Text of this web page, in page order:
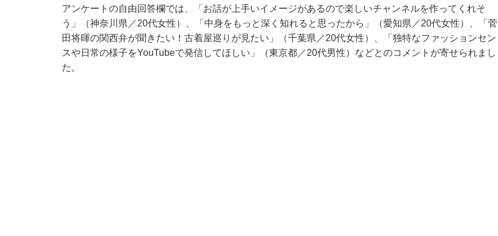
アンケートの自由回答欄では、「お話が上手いイメージがあるので楽しいチャンネルを作ってくれそ
う」（神奈川県／20代女性）、「中身をもっと深く知れると思ったから」（愛知県／20代女性）、「菅
田将暉の関西弁が聞きたい！古着屋巡りが見たい」（千葉県／20代女性）、「独特なファッションセン
スや日常の様子をYouTubeで発信してほしい」（東京都／20代男性）などとのコメントが寄せられまし
た。